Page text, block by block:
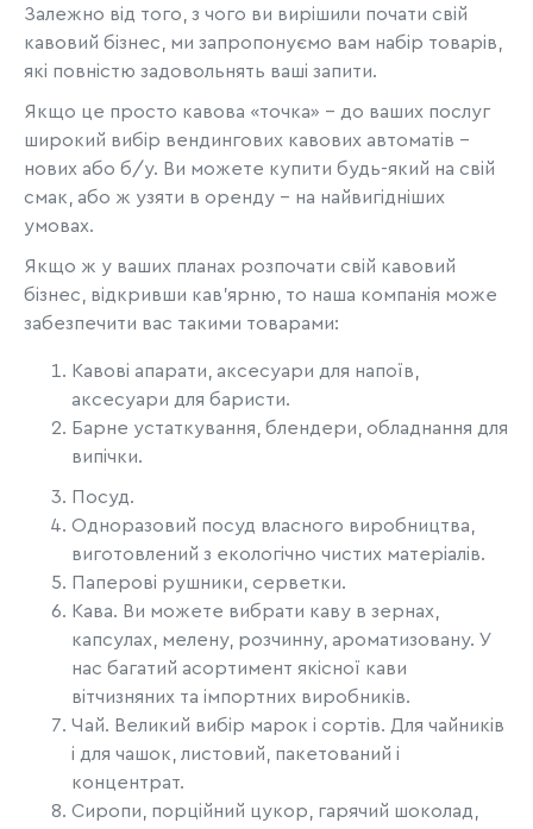
Залежно від того, з чого ви вирішили почати свій
кавовий бізнес, ми запропонуємо вам набір товарів,
які повністю задовольнять ваші запити.
Якщо це просто кавова «точка» - до ваших послуг
широкий вибір вендингових кавових автоматів -
нових або б/у. Ви можете купити будь-який на свій
смак, або ж узяти в оренду - на найвигідніших
умовах.
Якщо ж у ваших планах розпочати свій кавовий
бізнес, відкривши кав’ярню, то наша компанія може
забезпечити вас такими товарами:
Кавові апарати, аксесуари для напоїв,
аксесуари для баристи.
Барне устаткування, блендери, обладнання для
випічки.
Посуд.
Одноразовий посуд власного виробництва,
виготовлений з екологічно чистих матеріалів.
Паперові рушники, серветки.
Кава. Ви можете вибрати каву в зернах,
капсулах, мелену, розчинну, ароматизовану. У
нас багатий асортимент якісної кави
вітчизняних та імпортних виробників.
Чай. Великий вибір марок і сортів. Для чайників
і для чашок, листовий, пакетований і
концентрат.
Сиропи, порційний цукор, гарячий шоколад,